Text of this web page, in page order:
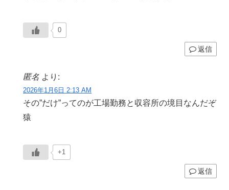
0
返信
匿名 より:
2026年1月6日 2:13 AM
その”だけ”ってのが工場勤務と収容所の境目なんだぞ
猿
+1
返信